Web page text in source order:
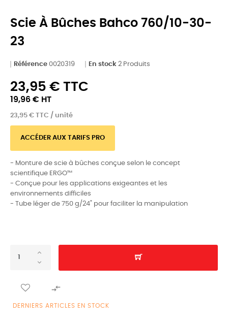
Scie À Bûches Bahco 760/10-30-
23
Référence 0020319 En stock 2 Produits
23,95 € TTC
19,96 € HT
23,95 € TTC / unité
ACCÉDER AUX TARIFS PRO
- Monture de scie à bûches conçue selon le concept
scientifique ERGO™
- Conçue pour les applications exigeantes et les
environnements difficiles
- Tube léger de 750 g/24" pour faciliter la manipulation

DERNIERS ARTICLES EN STOCK